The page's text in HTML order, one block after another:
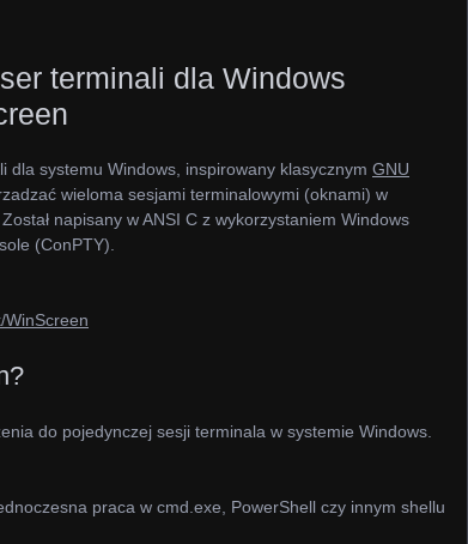
terminali dla Windows
dla systemu Windows, inspirowany klasycznym GNU
wieloma sesjami terminalowymi (oknami) w
napisany w ANSI C z wykorzystaniem Windows
(ConPTY).
do pojedynczej sesji terminala w systemie Windows.
praca w cmd.exe, PowerShell czy innym shellu